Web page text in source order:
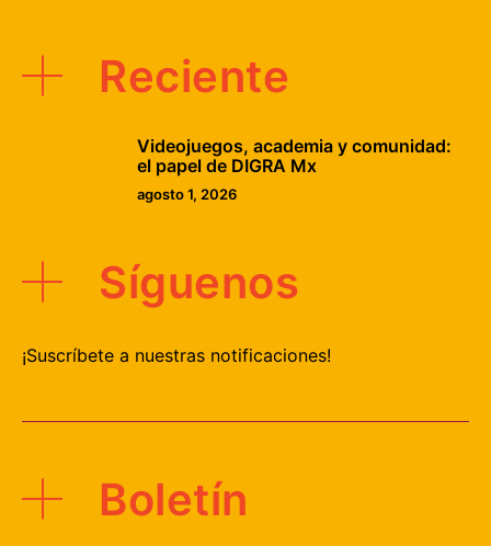
Reciente
Videojuegos, academia y comunidad:
el papel de DIGRA Mx
agosto 1, 2026
Síguenos
¡Suscríbete a nuestras notificaciones!
Boletín